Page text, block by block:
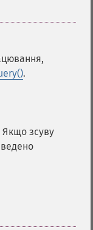
.
Якщо зсуву